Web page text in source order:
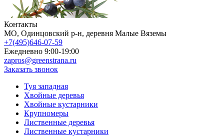
Контакты
МO, Одинцовский р-н, деревня Малые Вяземы
+7(495)646-07-59
Ежедневно 9:00-19:00
zapros@greenstrana.ru
Заказать звонок
Туя западная
Хвойные деревья
Хвойные кустарники
Крупномеры
Лиственные деревья
Лиственные кустарники